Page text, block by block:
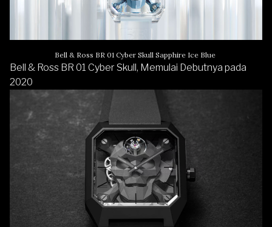
Bell & Ross BR 01 Cyber Skull Sapphire Ice Blue
Bell & Ross BR 01 Cyber Skull, Memulai Debutnya pada
2020